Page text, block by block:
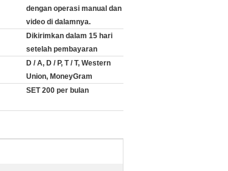
dengan operasi manual dan
video di dalamnya.
Dikirimkan dalam 15 hari
setelah pembayaran
D / A, D / P, T / T, Western
Union, MoneyGram
SET 200 per bulan